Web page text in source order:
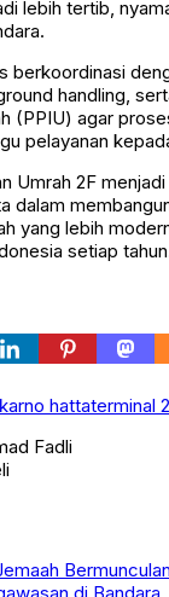
lebih tertib,
berkoordinasi
handling,
(PPIU) agar
pelayanan
Umrah 2F
dalam
yang lebih
setiap
hattaterminal
Fadli